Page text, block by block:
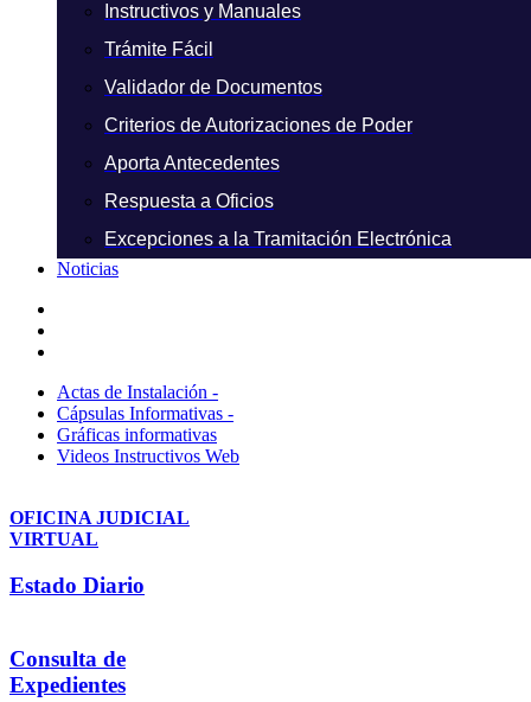
Instructivos y Manuales
Trámite Fácil
Validador de Documentos
Criterios de Autorizaciones de Poder
Aporta Antecedentes
Respuesta a Oficios
Excepciones a la Tramitación Electrónica
Noticias
Actas de Instalación -
Cápsulas Informativas -
Gráficas informativas
Videos Instructivos Web
OFICINA JUDICIAL
VIRTUAL
Estado Diario
Consulta de
Expedientes